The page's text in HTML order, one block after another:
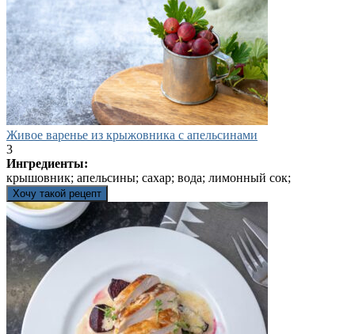
Живое варенье из крыжовника с апельсинами
3
Ингредиенты:
крышовник; апельсины; сахар; вода; лимонный сок;
Хочу такой рецепт